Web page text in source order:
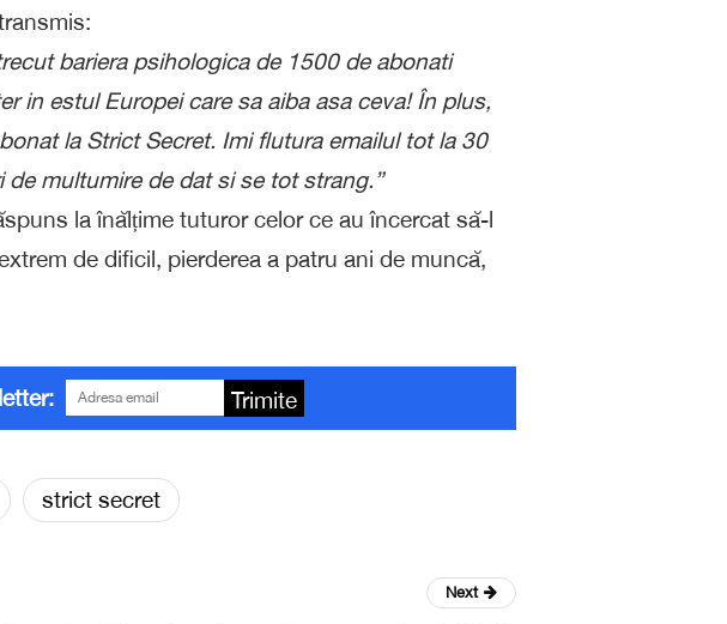
bariera psihologica de 1500 de abonati
in estul Europei care sa aiba asa ceva! În plus,
la Strict Secret. Imi flutura emailul tot la 30
multumire de dat si se tot strang.”
la înălțime tuturor celor ce au încercat să-l
de dificil, pierderea a patru ani de muncă,
Trimite
strict secret
Next